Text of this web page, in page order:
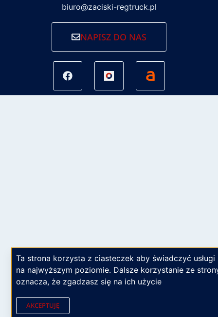
biuro@zaciski-regtruck.pl
NAPISZ DO NAS
Ta strona korzysta z ciasteczek aby świadczyć usługi
na najwyższym poziomie. Dalsze korzystanie ze
oznacza, że zgadzasz się na ich użycie
AKCEPTUJĘ